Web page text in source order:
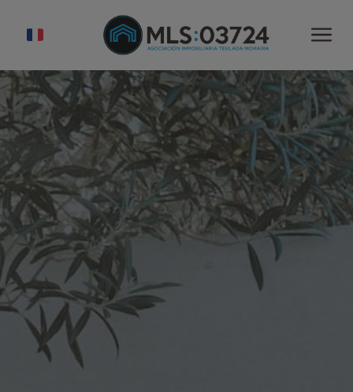
ACCUEIL
PROPRIÉTÉS À VENDRE
VENDRE
ACHETER
À PROPOS DE NOUS
ASSOCIATES
CONTACT